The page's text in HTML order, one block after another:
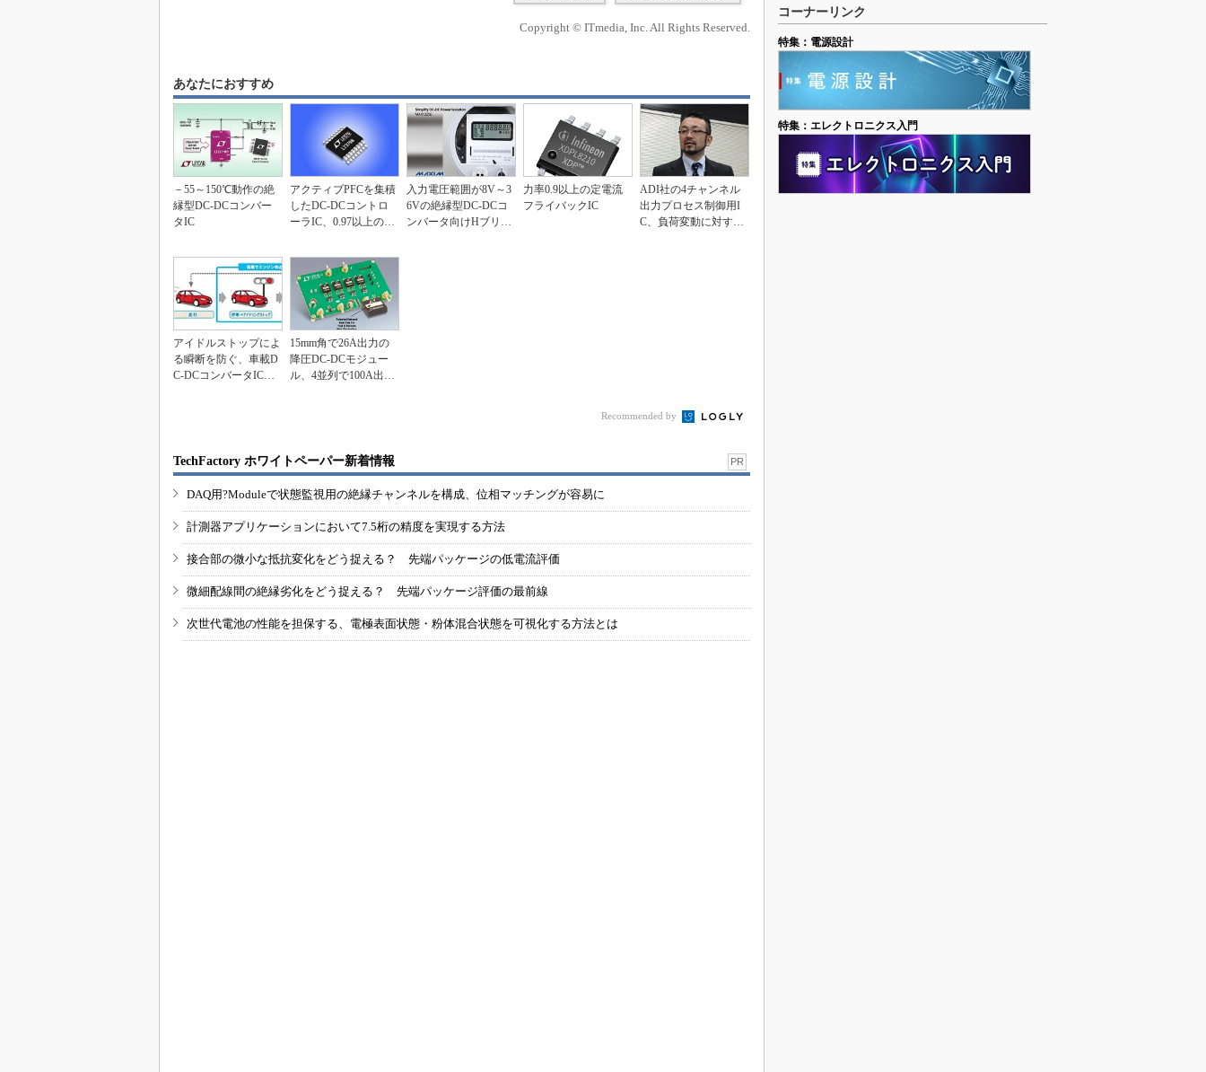
Copyright © ITmedia, Inc. All Rights Reserved.
あなたにおすすめ
－55～150℃動作の絶
縁型DC-DCコンバー
タIC
アクティブPFCを集積
したDC-DCコントロ
ーラIC、0.97以上の力
入力電圧範囲が8V～3
6Vの絶縁型DC-DCコ
ンバータ向けHブリッ
力率0.9以上の定電流
フライバックIC
ADI社の4チャンネル
出力プロセス制御用I
C、負荷変動に対する
アイドルストップによ
る瞬断を防ぐ、車載D
C-DCコンバータICの
15mm角で26A出力の
降圧DC-DCモジュー
ル、4並列で100A出力
Recommended by
TechFactory ホワイトペーパー新着情報 PR
DAQ用?Moduleで状態監視用の絶縁チャンネルを構成、位相マッチングが容易に
計測器アプリケーションにおいて7.5桁の精度を実現する方法
接合部の微小な抵抗変化をどう捉える？ 先端パッケージの低電流評価
微細配線間の絶縁劣化をどう捉える？ 先端パッケージ評価の最前線
次世代電池の性能を担保する、電極表面状態・粉体混合状態を可視化する方法とは
コーナーリンク
特集：電源設計
特集：エレクトロニクス入門